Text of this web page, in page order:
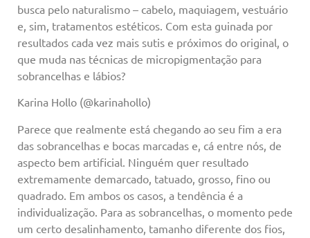
busca pelo naturalismo – cabelo, maquiagem, vestuário
e, sim, tratamentos estéticos. Com esta guinada por
resultados cada vez mais sutis e próximos do original, o
que muda nas técnicas de micropigmentação para
sobrancelhas e lábios?
Karina Hollo (@karinahollo)
Parece que realmente está chegando ao seu fim a era
das sobrancelhas e bocas marcadas e, cá entre nós, de
aspecto bem artificial. Ninguém quer resultado
extremamente demarcado, tatuado, grosso, fino ou
quadrado. Em ambos os casos, a tendência é a
individualização. Para as sobrancelhas, o momento pede
um certo desalinhamento, tamanho diferente dos fios,